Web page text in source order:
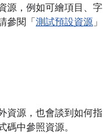
源，例如可繪項目、字
參閱「 測試預設資源」
資源，也會談到如何指
中參照資源。